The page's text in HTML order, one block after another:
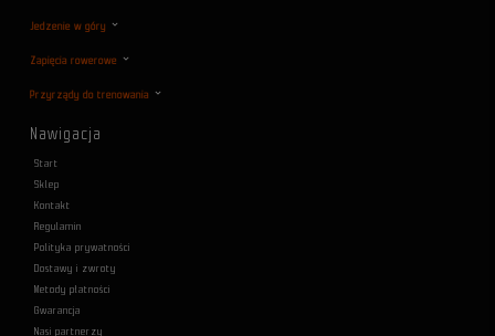
Jedzenie w góry
Zapięcia rowerowe
Przyrządy do trenowania
Nawigacja
Start
Sklep
Kontakt
Regulamin
Polityka prywatności
Dostawy i zwroty
Metody płatności
Gwarancja
Nasi partnerzy